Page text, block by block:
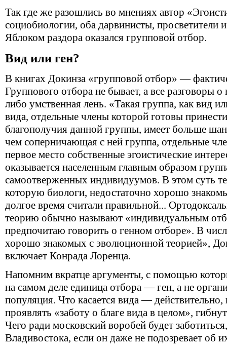
Так где же разошлись во мнениях автор
социобиологии, оба дарвинисты, просветители
Яблоком раздора оказался групповой отбор.
Вид или ген?
В книгах Докинза «групповой отбор» —
Группового отбора не бывает, а все разговоры
либо умственная лень. «Такая группа, как вид
вида, отдельные члены которой готовы
благополучия данной группы, имеет больше
чем соперничающая с ней группа, отдельные
первое место собственные эгоистические
оказывается населенным главным образом
самоотверженных индивидуумов. В этом суть
которую биологи, недостаточно хорошо
долгое время считали правильной...
теорию обычно называют «индивидуальным
предпочитаю говорить о генном отборе». В
хорошо знакомых с эволюционной теорией»,
включает Конрада Лоренца.
Напомним вкратце аргументы, с помощью
на самом деле единица отбора — ген, а не
популяция. Что касается вида —
проявлять «заботу о благе вида в целом»,
Чего ради московский воробей будет
Владивостока, если он даже не подозревает об